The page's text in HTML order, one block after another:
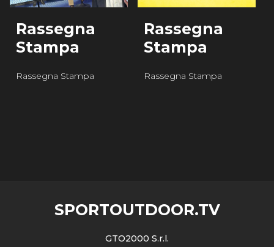
Rassegna
Stampa
Rassegna Stampa
Rassegna
Stampa
Rassegna Stampa
SPORTOUTDOOR.TV
GTO2000 S.r.l.